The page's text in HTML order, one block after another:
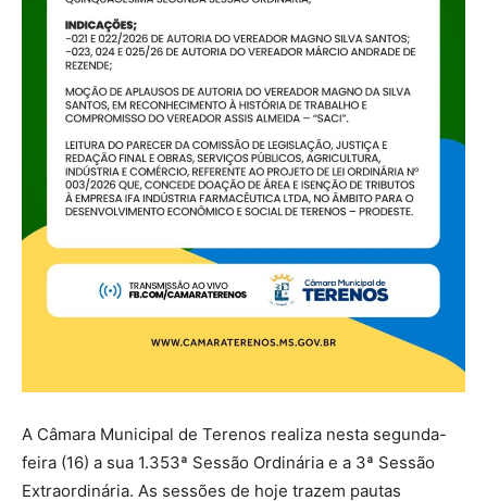
A Câmara Municipal de Terenos realiza nesta segunda-
feira (16) a sua 1.353ª Sessão Ordinária e a 3ª Sessão
Extraordinária. As sessões de hoje trazem pautas